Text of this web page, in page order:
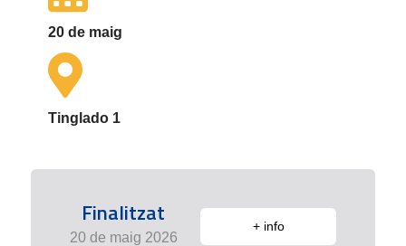
20 de maig
Tinglado 1
Finalitzat
20 de maig 2026
+ info